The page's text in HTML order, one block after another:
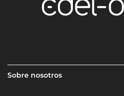
Sobre nosotros